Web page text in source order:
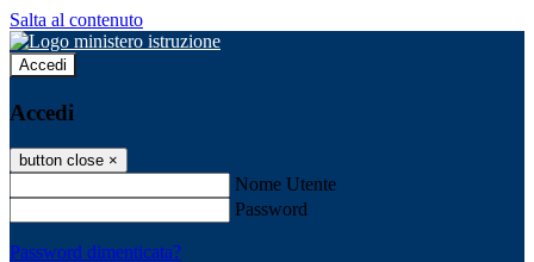
Salta al contenuto
Accedi
Accedi
button close ×
Nome Utente
Password
Password dimenticata?